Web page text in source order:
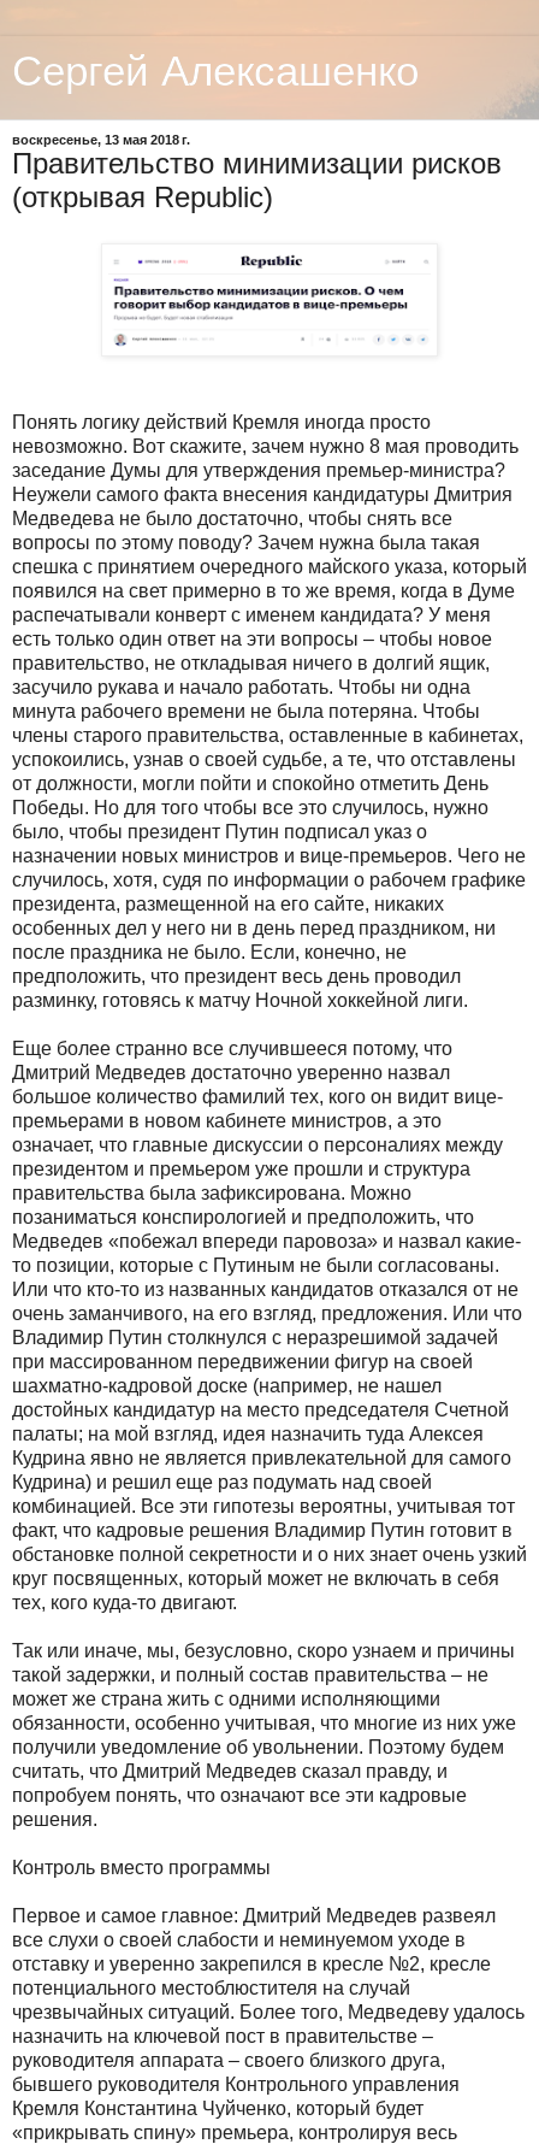
Сергей Алексашенко
воскресенье, 13 мая 2018 г.
Правительство минимизации рисков
(открывая Republic)
Понять логику действий Кремля иногда просто
невозможно. Вот скажите, зачем нужно 8 мая проводить
заседание Думы для утверждения премьер-министра?
Неужели самого факта внесения кандидатуры Дмитрия
Медведева не было достаточно, чтобы снять все
вопросы по этому поводу? Зачем нужна была такая
спешка с принятием очередного майского указа, который
появился на свет примерно в то же время, когда в Думе
распечатывали конверт с именем кандидата? У меня
есть только один ответ на эти вопросы – чтобы новое
правительство, не откладывая ничего в долгий ящик,
засучило рукава и начало работать. Чтобы ни одна
минута рабочего времени не была потеряна. Чтобы
члены старого правительства, оставленные в кабинетах,
успокоились, узнав о своей судьбе, а те, что отставлены
от должности, могли пойти и спокойно отметить День
Победы. Но для того чтобы все это случилось, нужно
было, чтобы президент Путин подписал указ о
назначении новых министров и вице-премьеров. Чего не
случилось, хотя, судя по информации о рабочем графике
президента, размещенной на его сайте, никаких
особенных дел у него ни в день перед праздником, ни
после праздника не было. Если, конечно, не
предположить, что президент весь день проводил
разминку, готовясь к матчу Ночной хоккейной лиги.
Еще более странно все случившееся потому, что
Дмитрий Медведев достаточно уверенно назвал
большое количество фамилий тех, кого он видит вице-
премьерами в новом кабинете министров, а это
означает, что главные дискуссии о персоналиях между
президентом и премьером уже прошли и структура
правительства была зафиксирована. Можно
позаниматься конспирологией и предположить, что
Медведев «побежал впереди паровоза» и назвал какие-
то позиции, которые с Путиным не были согласованы.
Или что кто-то из названных кандидатов отказался от не
очень заманчивого, на его взгляд, предложения. Или что
Владимир Путин столкнулся с неразрешимой задачей
при массированном передвижении фигур на своей
шахматно-кадровой доске (например, не нашел
достойных кандидатур на место председателя Счетной
палаты; на мой взгляд, идея назначить туда Алексея
Кудрина явно не является привлекательной для самого
Кудрина) и решил еще раз подумать над своей
комбинацией. Все эти гипотезы вероятны, учитывая тот
факт, что кадровые решения Владимир Путин готовит в
обстановке полной секретности и о них знает очень узкий
круг посвященных, который может не включать в себя
тех, кого куда-то двигают.
Так или иначе, мы, безусловно, скоро узнаем и причины
такой задержки, и полный состав правительства – не
может же страна жить с одними исполняющими
обязанности, особенно учитывая, что многие из них уже
получили уведомление об увольнении. Поэтому будем
считать, что Дмитрий Медведев сказал правду, и
попробуем понять, что означают все эти кадровые
решения.
Контроль вместо программы
Первое и самое ⁠главное: Дмитрий Медведев развеял
все слухи о своей слабости и неминуемом уходе ⁠в
отставку ⁠и уверенно закрепился в кресле №2, кресле
потенциального местоблюстителя ⁠на случай
чрезвычайных ситуаций. Более того, ⁠Медведеву ⁠удалось
назначить на ключевой пост в правительстве –
руководителя аппарата – своего близкого друга,
бывшего руководителя Контрольного управления
Кремля Константина Чуйченко, который будет
«прикрывать спину» премьера, контролируя весь